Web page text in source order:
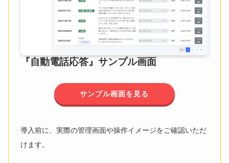
『自動電話応答』サンプル画面
サンプル画面を見る
導入前に、実際の管理画面や操作イメージをご確認いただ
けます。